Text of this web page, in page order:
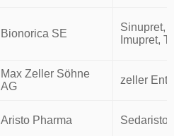
Bionorica SE
Sinupret,
Imupret,
Max Zeller Söhne
AG
zeller
Aristo Pharma